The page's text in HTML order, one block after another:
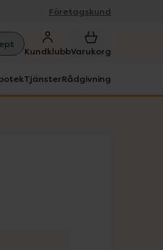
Företagskund
KundklubbVarukorg
TjänsterRådgivning